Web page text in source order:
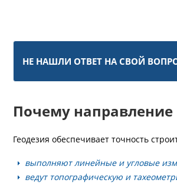
НЕ НАШЛИ ОТВЕТ НА СВОЙ
Почему направление
Геодезия обеспечивает точность
выполняют линейные и угловые
ведут топографическую и